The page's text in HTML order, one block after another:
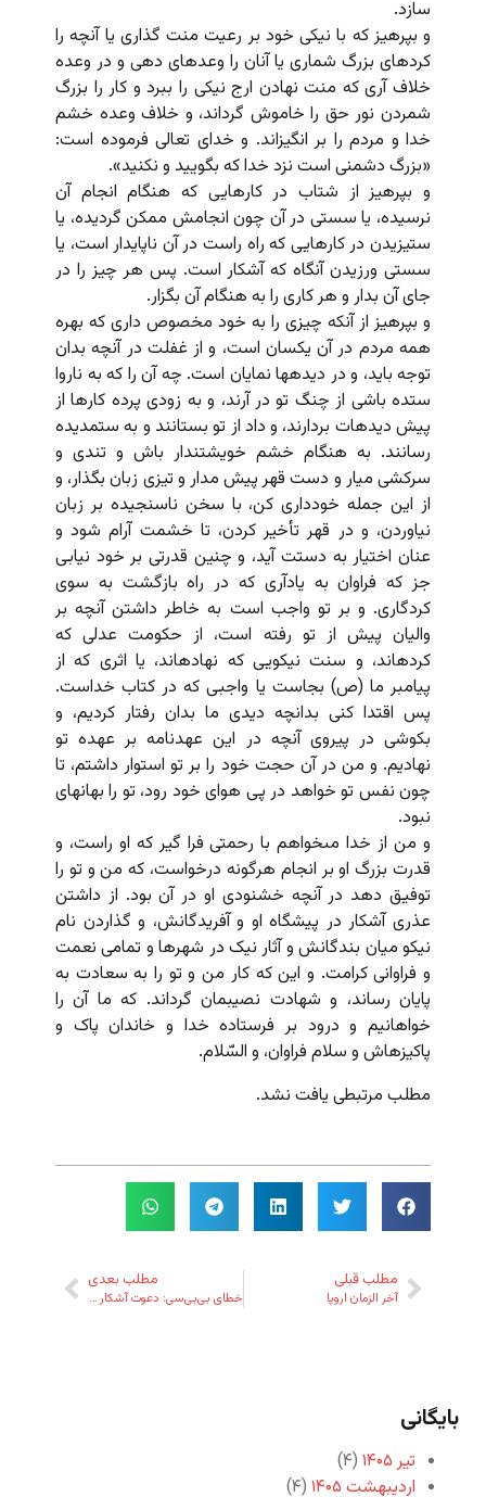
سازد.
و بپرهیز که با نیکى خود بر رعیت منت گذارى یا آنچه را
کرده‏اى بزرگ شمارى یا آنان را وعده‏اى دهى و در وعده
خلاف آرى که منت نهادن ارج نیکى را ببرد و کار را بزرگ
شمردن نور حق را خاموش گرداند، و خلاف وعده خشم
خدا و مردم را بر انگیزاند. و خداى تعالى فرموده است:
«بزرگ دشمنى است نزد خدا که بگویید و نکنید».
و بپرهیز از شتاب در کارهایى که هنگام انجام آن
نرسیده، یا سستى در آن چون انجامش ممکن گردیده، یا
ستیزیدن در کارهایى که راه راست در آن ناپایدار است، یا
سستى ورزیدن آنگاه که آشکار است. پس هر چیز را در
جاى آن بدار و هر کارى را به هنگام آن بگزار.
و بپرهیز از آنکه چیزى را به خود مخصوص دارى که بهره
همه مردم در آن یکسان است، و از غفلت در آنچه بدان
توجه باید، و در دیده‏ها نمایان است. چه آن را که به ناروا
ستده باشى از چنگ تو در آرند، و به زودى پرده کارها از
پیش دیده‏ات بردارند، و داد از تو بستانند و به ستمدیده
رسانند. به هنگام خشم خویشتندار باش و تندى و
سرکشى میار و دست قهر پیش مدار و تیزى زبان بگذار، و
از این جمله خوددارى کن، با سخن ناسنجیده بر زبان
نیاوردن، و در قهر تأخیر کردن، تا خشمت آرام شود و
عنان اختیار به دستت آید، و چنین قدرتى بر خود نیابى
جز که فراوان به یادآرى که در راه بازگشت به سوى
کردگارى. و بر تو واجب است به خاطر داشتن آنچه بر
والیان پیش از تو رفته است، از حکومت عدلى که
کرده‏اند، و سنت نیکویى که نهاده‏اند، یا اثرى که از
پیامبر ما (ص) بجاست یا واجبى که در کتاب خداست.
پس اقتدا کنى بدانچه دیدى ما بدان رفتار کردیم، و
بکوشى در پیروى آنچه در این عهدنامه بر عهده تو
نهادیم. و من در آن حجت خود را بر تو استوار داشتم، تا
چون نفس تو خواهد در پى هواى خود رود، تو را بهانه‏اى
نبود.
و من از خدا مى‏خواهم با رحمتى فرا گیر که او راست، و
قدرت بزرگ او بر انجام هرگونه درخواست، که من و تو را
توفیق دهد در آنچه خشنودى او در آن بود. از داشتن
عذرى آشکار در پیشگاه او و آفریدگانش، و گذاردن نام
نیکو میان بندگانش و آثار نیک در شهرها و تمامى نعمت
و فراوانى کرامت. و این که کار من و تو را به سعادت به
پایان رساند، و شهادت نصیبمان گرداند. که ما آن را
خواهانیم و درود بر فرستاده خدا و خاندان پاک و
پاکیزه‏اش و سلام فراوان، و السّلام.
مطلب مرتبطی یافت نشد.
مطلب قبلی
آخر الزمان اروپا
مطلب بعدی
خطای بی‌بی‌سی:‌ دعوت آشکار به جنگ
بایگانی
تیر ۱۴۰۵
(۴)
اردیبهشت ۱۴۰۵
(۴)